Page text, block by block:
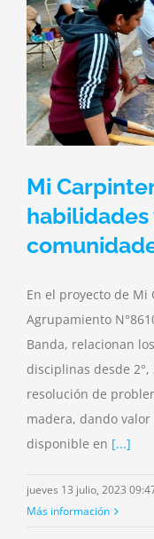
Mi
En el proyecto de
Agrupamiento
Banda, relacionan
disciplinas desde 2°,
resolución de
madera, dando
disponible en [...]
jueves 13 julio, 2023
Más información